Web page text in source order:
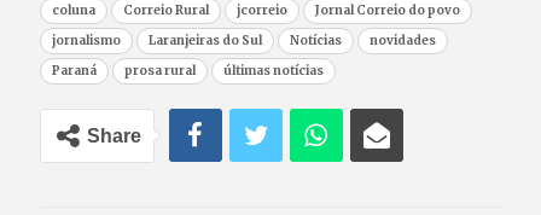
coluna
Correio Rural jcorreio
Jornal Correio do povo
jornalismo
Laranjeiras do Sul Notícias
novidades
Paraná
prosa rural últimas notícias
Share